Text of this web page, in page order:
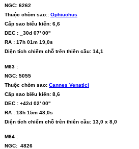
NGC: 6262
Thuộc chòm sao:: Ophiuchus
Cấp sao biểu kiến: 6,6
DEC : _30d 07' 00''
RA : 17h 01m 19,0s
Diện tích chiếm chỗ trên thiên cầu: 14,1
M63 :
NGC: 5055
Thuộc chòm sao: Cannes Venatici
Cấp sao biểu kiến: 8,6
DEC : +42d 02' 00''
RA : 13h 15m 48,0s
Diện tích chiếm chỗ trên thiên cầu: 13,0 x 8,0
M64 :
NGC: 4826